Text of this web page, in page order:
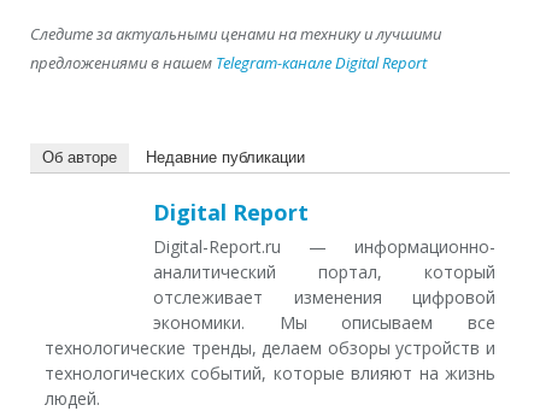
Следите за актуальными ценами на технику и лучшими
предложениями в нашем Telegram-канале Digital Report
Об авторе Недавние публикации
Digital Report
Digital-Report.ru — информационно-
аналитический портал, который
отслеживает изменения цифровой
экономики. Мы описываем все
технологические тренды, делаем обзоры устройств и
технологических событий, которые влияют на жизнь
людей.